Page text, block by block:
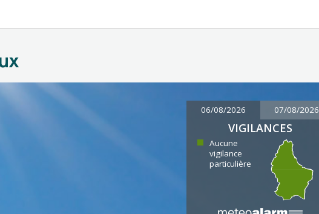
06/08/2026 07/08/2026
VIGILANCES
Aucune
vigilance
particulière